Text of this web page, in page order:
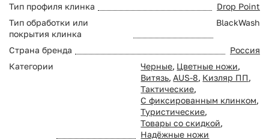
Тип профиля клинка
Drop Point
Тип обработки или
покрытия клинка
BlackWash
Страна бренда
Россия
Категории
Черные, Цветные ножи,
Витязь, AUS-8, Кизляр ПП,
Тактические,
С фиксированным клинком,
Туристические,
Товары со скидкой,
Надёжные ножи